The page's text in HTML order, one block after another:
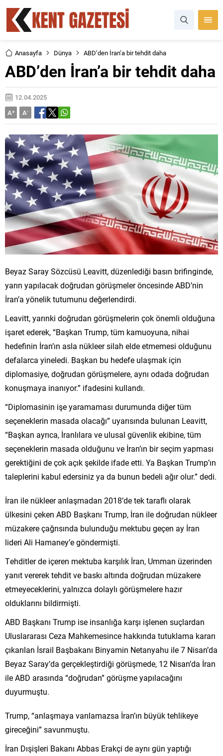
Anasayfa Dünya ABD’den İran’a bir tehdit daha
ABD’den İran’a bir tehdit daha
12.04.2025
A+ A-
Beyaz Saray Sözcüsü Leavitt, düzenlediği basın brifinginde,
yarın yapılacak doğrudan görüşmeler öncesinde ABD’nin
İran’a yönelik tutumunu değerlendirdi.
Leavitt, yarınki doğrudan görüşmelerin çok önemli olduğuna
işaret ederek, “Başkan Trump, tüm kamuoyuna, nihai
hedefinin İran’ın asla nükleer silah elde etmemesi olduğunu
defalarca yineledi. Başkan bu hedefe ulaşmak için
diplomasiye, doğrudan görüşmelere, aynı odada doğrudan
konuşmaya inanıyor.” ifadesini kullandı.
“Diplomasinin işe yaramaması durumunda diğer tüm
seçeneklerin masada olacağı” uyarısında bulunan Leavitt,
“Başkan ayrıca, İranlılara ve ulusal güvenlik ekibine, tüm
seçeneklerin masada olduğunu ve İran’ın bir seçim yapması
gerektiğini de çok açık şekilde ifade etti. Ya Başkan Trump’ın
taleplerini kabul edersiniz ya da bunun bedeli ağır olur.” dedi.
İran ile nükleer anlaşmadan 2018’de tek taraflı olarak
ülkesini çeken ABD Başkanı Trump, İran ile doğrudan nükleer
müzakere çağrısında bulunduğu mektubu geçen ay İran
lideri Ali Hamaney’e göndermişti.
Tehditler de içeren mektuba karşılık İran, Umman üzerinden
yanıt vererek tehdit ve baskı altında doğrudan müzakere
etmeyeceklerini, yalnızca dolaylı görüşmelere hazır
olduklarını bildirmişti.
ABD Başkanı Trump ise insanlığa karşı işlenen suçlardan
Uluslararası Ceza Mahkemesince hakkında tutuklama kararı
çıkarılan İsrail Başbakanı Binyamin Netanyahu ile 7 Nisan’da
Beyaz Saray’da gerçekleştirdiği görüşmede, 12 Nisan’da İran
ile ABD arasında “doğrudan” görüşme yapılacağını
duyurmuştu.
Trump, “anlaşmaya varılamazsa İran’ın büyük tehlikeye
gireceğini” savunmuştu.
İran Dışişleri Bakanı Abbas Erakçi de aynı gün yaptığı